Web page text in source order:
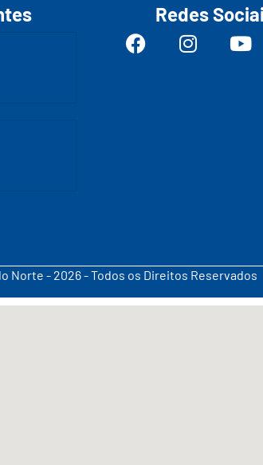
Redes
Norte - 2026 - Todos os Direitos Reservados